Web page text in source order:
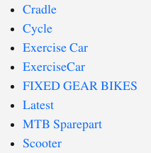
Cradle
Cycle
Exercise Car
ExerciseCar
FIXED GEAR BIKES
Latest
MTB Sparepart
Scooter